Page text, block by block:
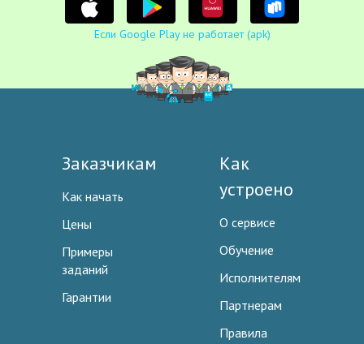
Если Google Play не работает (apk)
Заказчикам
Как начать
Цены
Примеры
заданий
Гарантии
Как
устроено
О сервисе
Обучение
Исполнителям
Партнерам
Правила